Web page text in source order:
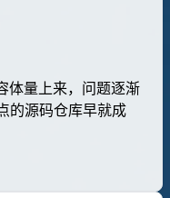
体量上来，问题逐渐
的源码仓库早就成